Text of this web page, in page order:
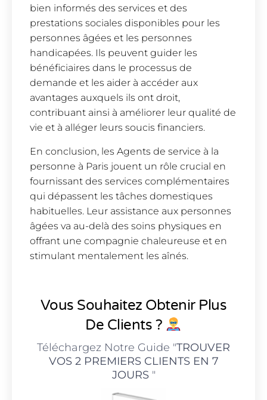
bien informés des services et des
prestations sociales disponibles pour les
personnes âgées et les personnes
handicapées. Ils peuvent guider les
bénéficiaires dans le processus de
demande et les aider à accéder aux
avantages auxquels ils ont droit,
contribuant ainsi à améliorer leur qualité de
vie et à alléger leurs soucis financiers.
En conclusion, les Agents de service à la
personne à Paris jouent un rôle crucial en
fournissant des services complémentaires
qui dépassent les tâches domestiques
habituelles. Leur assistance aux personnes
âgées va au-delà des soins physiques en
offrant une compagnie chaleureuse et en
stimulant mentalement les aînés.
Vous Souhaitez Obtenir Plus
De Clients ?
Téléchargez Notre Guide "TROUVER
VOS 2 PREMIERS CLIENTS EN 7
JOURS"